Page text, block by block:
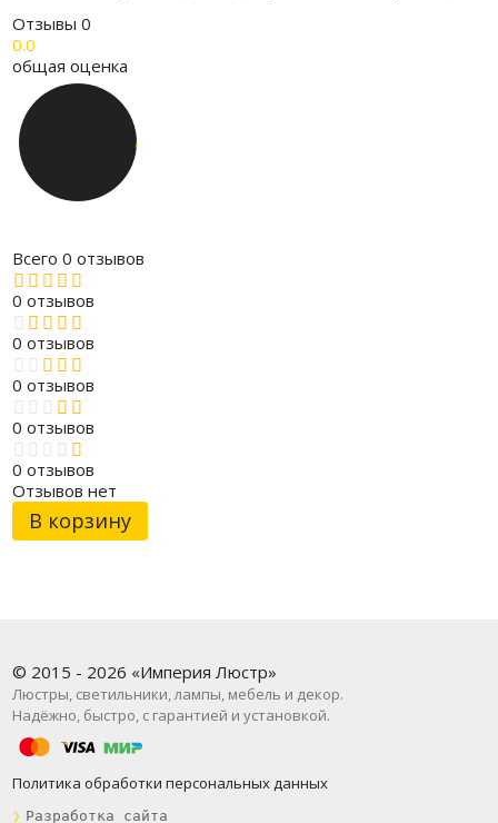
Отзывы 0
0.0
общая оценка
Всего 0 отзывов
0 отзывов
0 отзывов
0 отзывов
0 отзывов
0 отзывов
Отзывов нет
В корзину
© 2015 - 2026 «Империя Люстр»
Люстры, светильники, лампы, мебель и декор.
Надёжно, быстро, с гарантией и установкой.
Политика обработки персональных данных
❯ Разработка сайта